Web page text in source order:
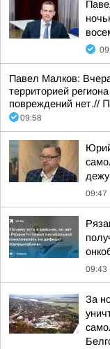
Павел Малков:
территорией региона
повреждений нет.//
09:58
09:47
09:43
За